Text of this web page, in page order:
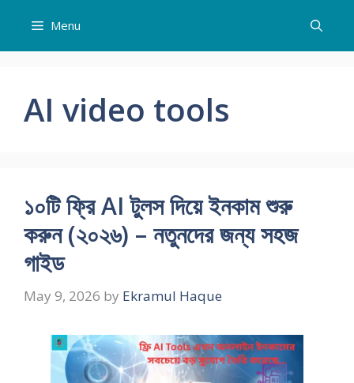
content
Menu
AI video tools
১০টি ফ্রি AI টুলস দিয়ে ইনকাম শুরু
করুন (২০২৬) – নতুনদের জন্য সহজ
গাইড
May 9, 2026 by Ekramul Haque